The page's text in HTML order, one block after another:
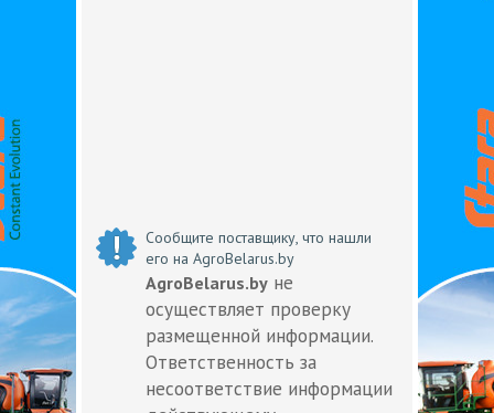
Сообщите поставщику, что нашли
его на AgroBelarus.by
AgroBelarus.by не
осуществляет проверку
размещенной информации.
Ответственность за
несоответствие информации